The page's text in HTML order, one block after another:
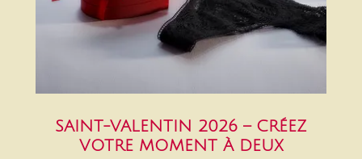
SAINT-VALENTIN 2026 – CRÉEZ
VOTRE MOMENT À DEUX